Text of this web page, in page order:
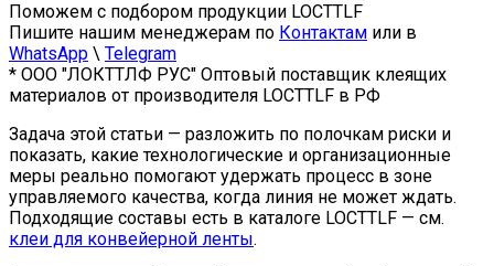
Поможем с подбором продукции LOCTTLF
Пишите нашим менеджерам по Контактам или в
WhatsApp \ Telegram
* ООО "ЛОКТТЛФ РУС" Оптовый поставщик клеящих
материалов от производителя LOCTTLF в РФ
Задача этой статьи — разложить по полочкам риски и
показать, какие технологические и организационные
меры реально помогают удержать процесс в зоне
управляемого качества, когда линия не может ждать.
Подходящие составы есть в каталоге LOCTTLF — см.
клеи для конвейерной ленты.